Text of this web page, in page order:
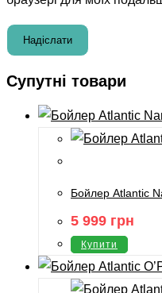
Супутні товари
Бойлер Atlantic
5 999 грн
Купити